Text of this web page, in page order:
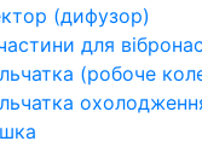
(дифузор)
для
(робоче